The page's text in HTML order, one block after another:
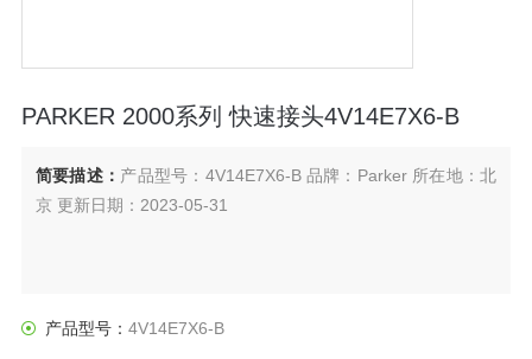
PARKER 2000系列 快速接头4V14E7X6-B
简要描述： 产品型号：4V14E7X6-B 品牌：Parker 所在地：北
京 更新日期：2023-05-31
产品型号： 4V14E7X6-B